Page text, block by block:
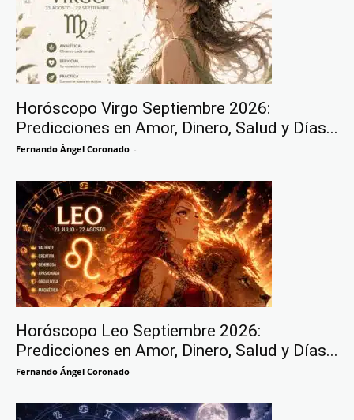
Horóscopo Virgo Septiembre 2026:
Predicciones en Amor, Dinero, Salud y Días...
Fernando Ángel Coronado -
Horóscopo Leo Septiembre 2026:
Predicciones en Amor, Dinero, Salud y Días...
Fernando Ángel Coronado -